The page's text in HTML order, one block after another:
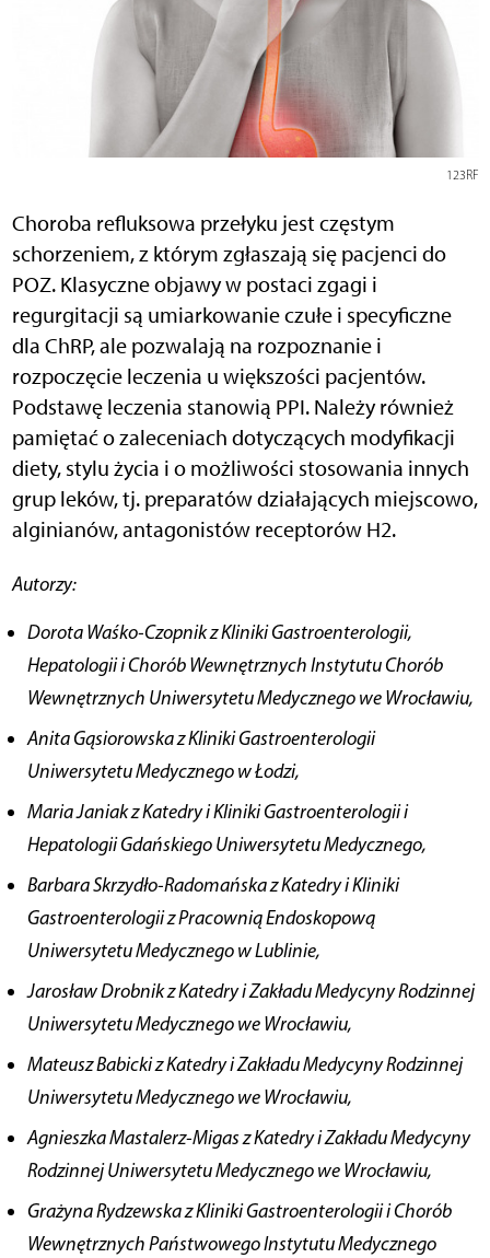
123RF
Choroba refluksowa przełyku jest częstym
schorzeniem, z którym zgłaszają się pacjenci do
POZ. Klasyczne objawy w postaci zgagi i
regurgitacji są umiarkowanie czułe i specyficzne
dla ChRP, ale pozwalają na rozpoznanie i
rozpoczęcie leczenia u większości pacjentów.
Podstawę leczenia stanowią PPI. Należy również
pamiętać o zaleceniach dotyczących modyfikacji
diety, stylu życia i o możliwości stosowania innych
grup leków, tj. preparatów działających miejscowo,
alginianów, antagonistów receptorów H2.
Autorzy:
Dorota Waśko-Czopnik z Kliniki Gastroenterologii,
Hepatologii i Chorób Wewnętrznych Instytutu Chorób
Wewnętrznych Uniwersytetu Medycznego we Wrocławiu,
Anita Gąsiorowska z Kliniki Gastroenterologii
Uniwersytetu Medycznego w Łodzi,
Maria Janiak z Katedry i Kliniki Gastroenterologii i
Hepatologii Gdańskiego Uniwersytetu Medycznego,
Barbara Skrzydło-Radomańska z Katedry i Kliniki
Gastroenterologii z Pracownią Endoskopową
Uniwersytetu Medycznego w Lublinie,
Jarosław Drobnik z Katedry i Zakładu Medycyny Rodzinnej
Uniwersytetu Medycznego we Wrocławiu,
Mateusz Babicki z Katedry i Zakładu Medycyny Rodzinnej
Uniwersytetu Medycznego we Wrocławiu,
Agnieszka Mastalerz-Migas z Katedry i Zakładu Medycyny
Rodzinnej Uniwersytetu Medycznego we Wrocławiu,
Grażyna Rydzewska z Kliniki Gastroenterologii i Chorób
Wewnętrznych Państwowego Instytutu Medycznego